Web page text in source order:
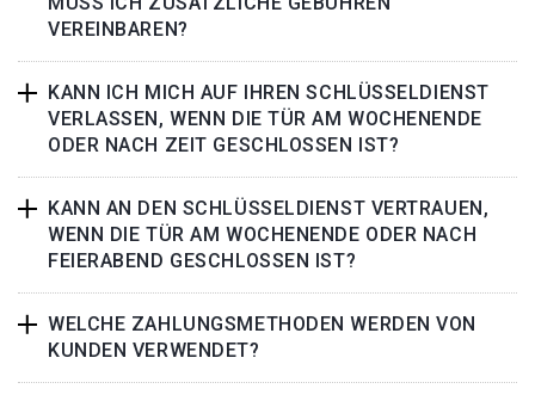
VEREINBAREN?
KANN ICH MICH AUF IHREN SCHLÜSSELDIENST
VERLASSEN, WENN DIE TÜR AM WOCHENENDE
ODER NACH ZEIT GESCHLOSSEN IST?
KANN AN DEN SCHLÜSSELDIENST VERTRAUEN,
WENN DIE TÜR AM WOCHENENDE ODER NACH
FEIERABEND GESCHLOSSEN IST?
WELCHE ZAHLUNGSMETHODEN WERDEN VON
KUNDEN VERWENDET?